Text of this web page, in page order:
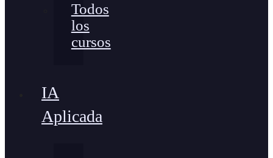
Todos
los
cursos
IA
Aplicada